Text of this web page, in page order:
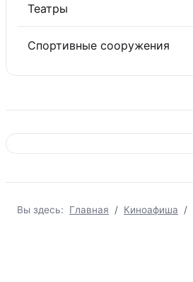
Театры
Спортивные сооружения
Вы здесь: Главная Киноафиша